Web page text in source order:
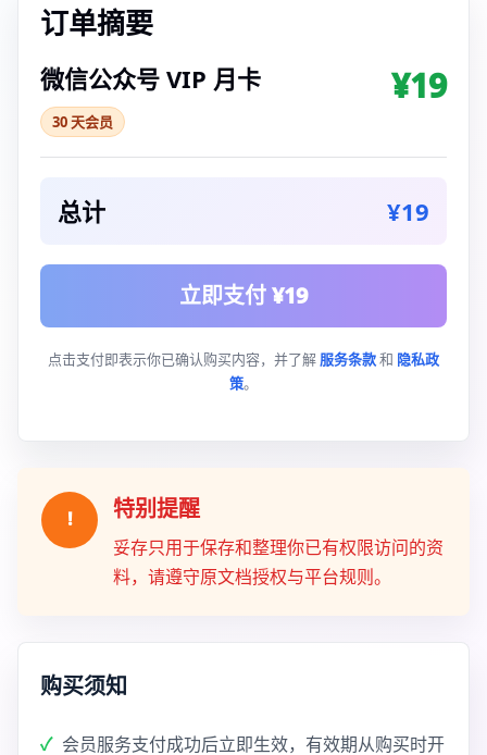
订单摘要
微信公众号 VIP 月卡
30 天会员
¥19
总计 ¥19
立即支付 ¥19
点击支付即表示你已确认购买内容，并了解 服务条款和 隐私政
策。
! 特别提醒
妥存只用于保存和整理你已有权限访问的资
料，请遵守原文档授权与平台规则。
购买须知
会员服务支付成功后立即生效，有效期从购买时开